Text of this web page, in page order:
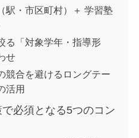
駅・市区町村）＋ 学習塾
る「対象学年・指導形
せ
競合を避けるロングテー
活用
必須となる5つのコン